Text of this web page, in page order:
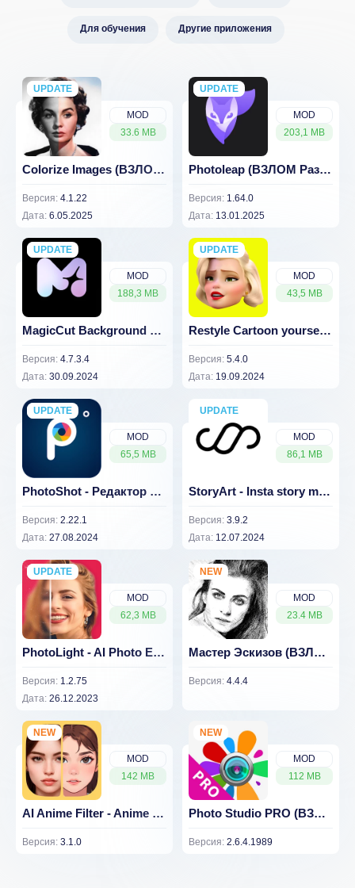
Для обучения Другие приложения
MOD
33.6 MB
UPDATE
NEW
Colorize Images (ВЗЛОМ Разблокирован Премиум)
Версия: 4.1.22
Дата: 6.05.2025
MOD
203,1 MB
UPDATE
NEW
Photoleap (ВЗЛОМ Разблокирован Премиум)
Версия: 1.64.0
Дата: 13.01.2025
MOD
188,3 MB
UPDATE
NEW
MagicCut Background Eraser (ВЗЛОМ Разблокирован Премиум)
Версия: 4.7.3.4
Дата: 30.09.2024
MOD
43,5 MB
UPDATE
NEW
Restyle Cartoon yourself (ВЗЛОМ Разблокирован Премиум)
Версия: 5.4.0
Дата: 19.09.2024
MOD
65,5 MB
UPDATE
NEW
PhotoShot - Редактор фото (ВЗЛОМ Разблокирован Премиум)
Версия: 2.22.1
Дата: 27.08.2024
MOD
86,1 MB
UPDATE
NEW
StoryArt - Insta story maker (ВЗЛОМ Разблокирован PRO)
Версия: 3.9.2
Дата: 12.07.2024
MOD
62,3 MB
UPDATE
NEW
PhotoLight - AI Photo Enhancer (ВЗЛОМ Разблокирован Премиум)
Версия: 1.2.75
Дата: 26.12.2023
MOD
23.4 MB
NEW
Мастер Эскизов (ВЗЛОМ Разблокирован Премиум)
Версия: 4.4.4
MOD
142 MB
NEW
AI Anime Filter - Anime Face (ВЗЛОМ Полная Версия)
Версия: 3.1.0
MOD
112 MB
NEW
Photo Studio PRO (ВЗЛОМ Full)
Версия: 2.6.4.1989